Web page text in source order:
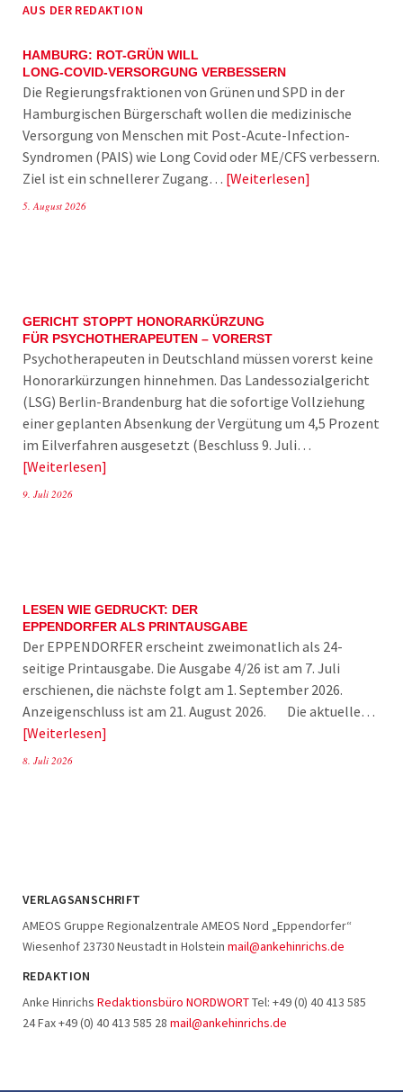
AUS DER REDAKTION
HAMBURG: ROT-GRÜN WILL
LONG-COVID-VERSORGUNG VERBESSERN
Die Regierungsfraktionen von Grünen und SPD in der
Hamburgischen Bürgerschaft wollen die medizinische
Versorgung von Menschen mit Post-Acute-Infection-
Syndromen (PAIS) wie Long Covid oder ME/CFS verbessern.
Ziel ist ein schnellerer Zugang… Weiterlesen
5. August 2026
GERICHT STOPPT HONORARKÜRZUNG
FÜR PSYCHOTHERAPEUTEN – VORERST
Psychotherapeuten in Deutschland müssen vorerst keine
Honorarkürzungen hinnehmen. Das Landessozialgericht
(LSG) Berlin-Brandenburg hat die sofortige Vollziehung
einer geplanten Absenkung der Vergütung um 4,5 Prozent
im Eilverfahren ausgesetzt (Beschluss 9. Juli…
Weiterlesen
9. Juli 2026
LESEN WIE GEDRUCKT: DER
EPPENDORFER ALS PRINTAUSGABE
Der EPPENDORFER erscheint zweimonatlich als 24-
seitige Printausgabe. Die Ausgabe 4/26 ist am 7. Juli
erschienen, die nächste folgt am 1. September 2026.
Anzeigenschluss ist am 21. August 2026. Die aktuelle…
Weiterlesen
8. Juli 2026
VERLAGSANSCHRIFT
AMEOS Gruppe Regionalzentrale AMEOS Nord „Eppendorfer“
Wiesenhof 23730 Neustadt in Holstein mail@ankehinrichs.de
REDAKTION
Anke Hinrichs Redaktionsbüro NORDWORTTel: +49 (0) 40 413 585
24 Fax +49 (0) 40 413 585 28 mail@ankehinrichs.de